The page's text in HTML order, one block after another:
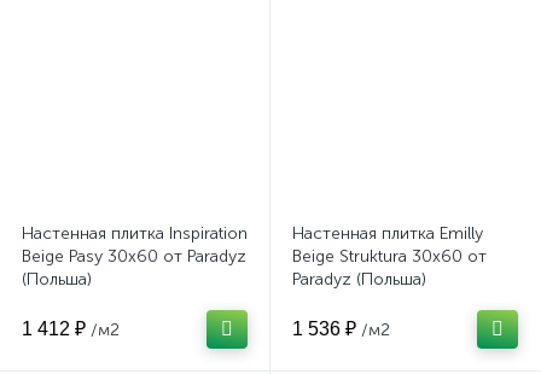
Настенная плитка Inspiration
Beige Pasy 30x60 от Paradyz
(Польша)
1 412 ₽ /м2
Настенная плитка Emilly
Beige Struktura 30x60 от
Paradyz (Польша)
1 536 ₽ /м2